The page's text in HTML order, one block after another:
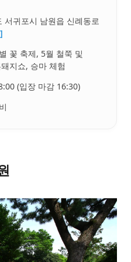
서귀포시 남원읍 신례동로
꽃 축제, 5월 철쭉 및
지쇼, 승마 체험
(입장 마감 16:30)